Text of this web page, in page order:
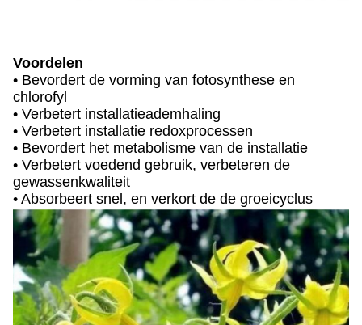
Voordelen
• Bevordert de vorming van fotosynthese en
chlorofyl
• Verbetert installatieademhaling
• Verbetert installatie redoxprocessen
• Bevordert het metabolisme van de installatie
• Verbetert voedend gebruik, verbeteren de
gewassenkwaliteit
• Absorbeert snel, en verkort de de groeicyclus